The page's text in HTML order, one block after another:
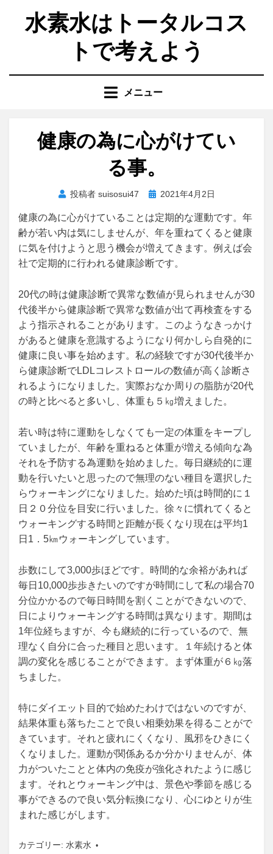
水素水はトータルコス
トで考えよう
メニュー
健康の為に心がけてい
る事。
投稿者 suisosui47
投
日:
2021年4月2日
健康の為に心がけていることは定期的な運動です。年
齢が若い内は気にしませんが、年を重ねてくると健康
に気を付けようと思う機会が増えてきます。例えば会
社で定期的に行われる健康診断です。
20代の時は健康診断で異常な数値が見られませんが30
代後半から健康診断で異常な数値が出て再検査をする
よう指示されることがあります。このようなきっかけ
があると健康を意識するようになり何かしら自発的に
健康に良い事を始めます。私の経験ですが30代後半か
ら健康診断でLDLコレストロールの数値が高く診断さ
れるようになりました。実際おなか周りの脂肪が20代
の時と比べると多いし、体重も５㎏増えました。
若い時は特に運動をしなくても一定の体重をキープし
ていましたが、年齢を重ねると体重が増える傾向な為
それを予防する為運動を始めました。毎日継続的に運
動を行いたいと思ったので無理のない種目を選択した
らウォーキングになりました。始めた頃は時間的に１
日２０分位を目安に行いました。徐々に慣れてくると
ウォーキングする時間と距離が長くなり現在は平均1
日1．5㎞ウォーキングしています。
歩数にして3,000歩ほどです。時間的な余裕があれば
毎日10,000歩歩きたいのですが時間にして私の場合70
分位かかるので毎日時間を割くことができないので、
日によりウォーキングする時間は異なります。期間は
1年位経ちますが、今も継続的に行っているので、無
理なく自分に合った種目と思います。１年続けると体
調の変化を感じることができます。まず体重が６㎏落
ちました。
特にダイエット目的で始めたわけではないのですが、
結果体重も落ちたことで良い相乗効果を得ることがで
きています。それと疲れにくくなり、風邪をひきにく
くなりました。運動が関係あるか分かりませんが、体
力がついたことと体内の免疫が強化されたように感じ
ます。それとウォーキング中は、景色や季節を感じる
事ができるので良い気分転換になり、心にゆとりが生
まれた感じがします。
カテゴリー: 水素水